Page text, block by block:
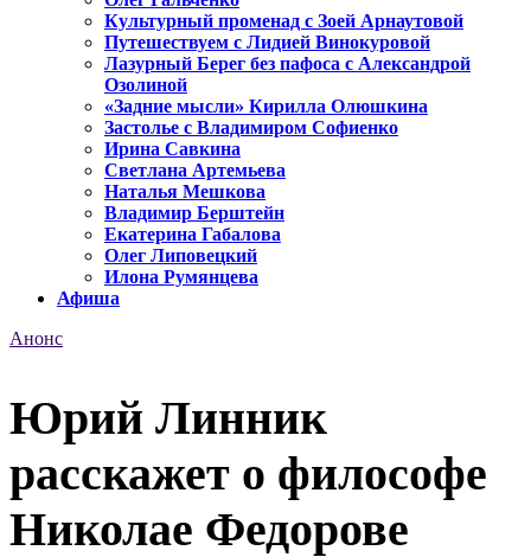
Культурный променад с Зоей Арнаутовой
Путешествуем с Лидией Винокуровой
Лазурный Берег без пафоса с Александрой
Озолиной
«Задние мысли» Кирилла Олюшкина
Застолье с Владимиром Софиенко
Ирина Савкина
Светлана Артемьева
Наталья Мешкова
Владимир Берштейн
Екатерина Габалова
Олег Липовецкий
Илона Румянцева
Афиша
Анонс
Юрий Линник
расскажет о философе
Николае Федорове